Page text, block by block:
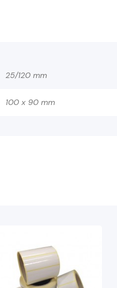
25/120 mm
100 x 90 mm